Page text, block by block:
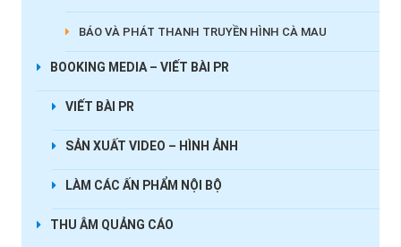
BÁO VÀ PHÁT THANH TRUYỀN HÌNH CÀ MAU
BOOKING MEDIA – VIẾT BÀI PR
VIẾT BÀI PR
SẢN XUẤT VIDEO – HÌNH ẢNH
LÀM CÁC ẤN PHẨM NỘI BỘ
THU ÂM QUẢNG CÁO